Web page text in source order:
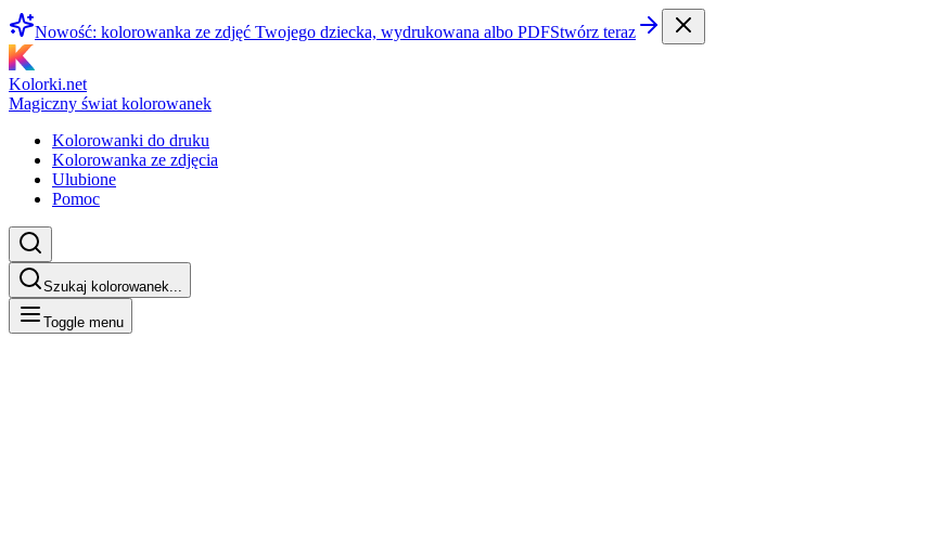
Nowość: kolorowanka ze zdjęć Twojego dziecka, wydrukowana albo PDFStwórz teraz
Kolorki.net
Magiczny świat kolorowanek
Kolorowanki do druku
Kolorowanka ze zdjęcia
Ulubione
Pomoc
Szukaj kolorowanek...
Toggle menu